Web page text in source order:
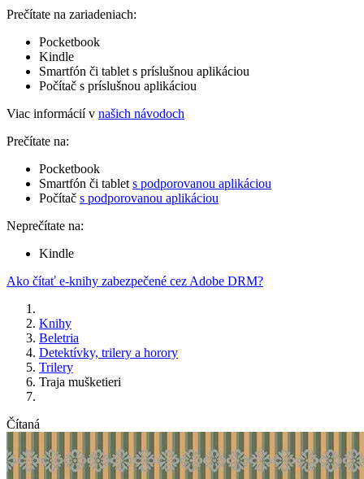
Prečítate na zariadeniach:
Pocketbook
Kindle
Smartfón či tablet s príslušnou aplikáciou
Počítač s príslušnou aplikáciou
Viac informácií v našich návodoch
Prečítate na:
Pocketbook
Smartfón či tablet s podporovanou aplikáciou
Počítač s podporovanou aplikáciou
Neprečítate na:
Kindle
Ako čítať e-knihy zabezpečené cez Adobe DRM?
Knihy
Beletria
Detektívky, trilery a horory
Trilery
Traja mušketieri
Čítaná